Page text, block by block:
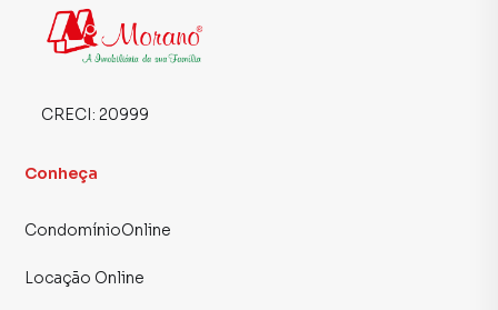
proporcionar diferencial competitivo com área externa
exclusiva.
dinâmicas da cidade, agrega valorização e praticidade ao
importantes vias de Porto Alegre.
lá!
CRECI: 20999
Conheça
CondomínioOnline
Locação Online